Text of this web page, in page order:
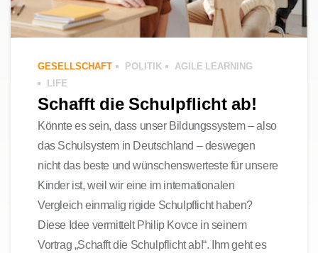
GESELLSCHAFT POLITIK
AGILE LEARNING
LIFE
Schafft die Schulpflicht ab!
Könnte es sein, dass unser Bildungssystem – also
das Schulsystem in Deutschland – deswegen
nicht das beste und wünschenswerteste für unsere
Kinder ist, weil wir eine im internationalen
Vergleich einmalig rigide Schulpflicht haben?
Diese Idee vermittelt Philip Kovce in seinem
Vortrag „Schafft die Schulpflicht ab!“. Ihm geht es